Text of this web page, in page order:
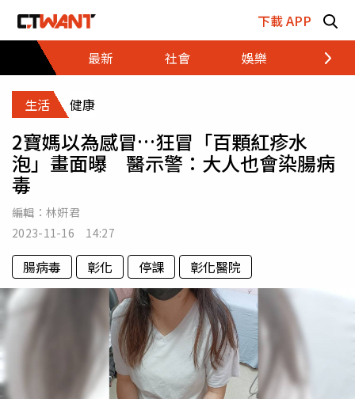
下載 APP
最新
社會 娛樂 財經
生活 健康
2寶媽以為感冒…狂冒「百顆紅疹水
泡」畫面曝 醫示警：大人也會染腸病
毒
編輯： 林姸君
2023-11-16 14:27
腸病毒 彰化 停課 彰化醫院